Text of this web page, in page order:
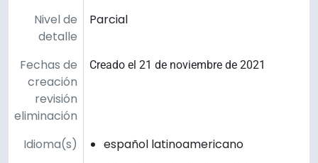
Nivel de
detalle
Parcial
Fechas de
creación
revisión
eliminación
Creado el 21 de noviembre de 2021
Idioma(s)
español latinoamericano